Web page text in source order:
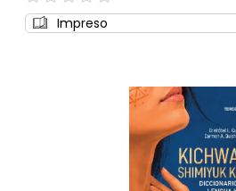
0%
Impreso